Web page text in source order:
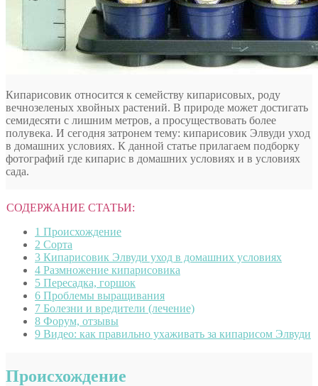
Кипарисовик относится к семейству кипарисовых, роду
вечнозеленых хвойных растений. В природе может достигать
семидесяти с лишним метров, а просуществовать более
полувека. И сегодня затронем тему: кипарисовик Элвуди уход
в домашних условиях. К данной статье прилагаем подборку
фотографий где кипарис в домашних условиях и в условиях
сада.
СОДЕРЖАНИЕ СТАТЬИ:
1 Происхождение
2 Сорта
3 Кипарисовик Элвуди уход в домашних условиях
4 Размножение кипарисовика
5 Пересадка, горшок
6 Проблемы выращивания
7 Болезни и вредители (лечение)
8 Форум, отзывы
9 Видео: как правильно ухаживать за кипарисом Элвуди
Происхождение